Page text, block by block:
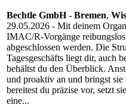
Bechtle GmbH- Bremen,
29.05.2026 - Mit deinem
IMAC/R-Vorgänge
abgeschlossen werden. Die
Tagesgeschäfts liegt dir, auch
behältst du den Überblick.
und proaktiv an und bringst
bereitest du präzise vor, setzt
eine...